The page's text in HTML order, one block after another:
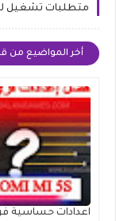
أخر المواضيع من
اعدادات حساسية